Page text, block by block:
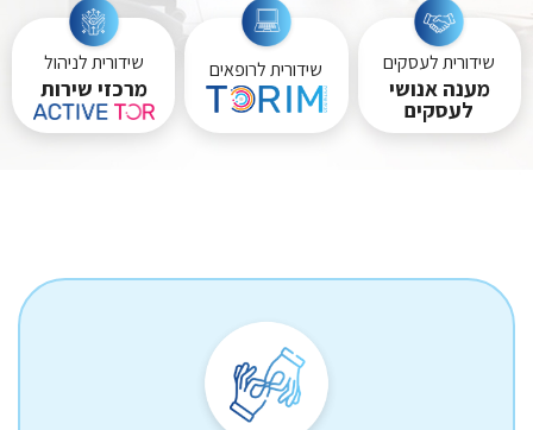
שידורית לעסקים
מענה אנושי
לעסקים
שידורית לרופאים שידורית לניהול
מרכזי שירות